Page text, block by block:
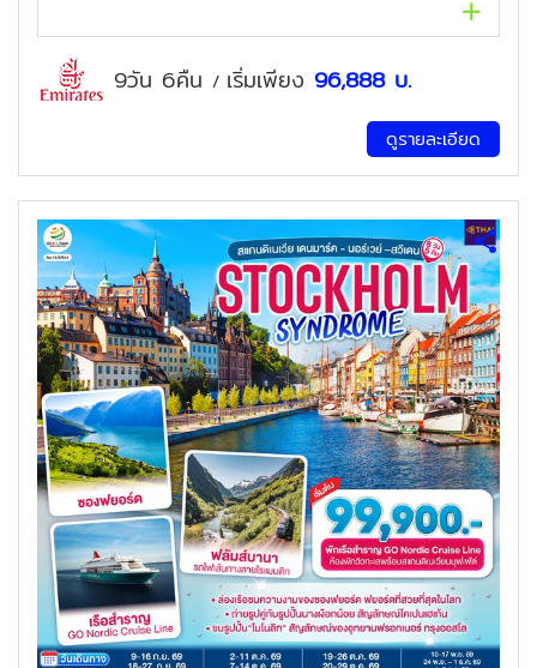
9วัน 6คืน / เริ่มเพียง 96,888 บ.
ดูรายละเอียด